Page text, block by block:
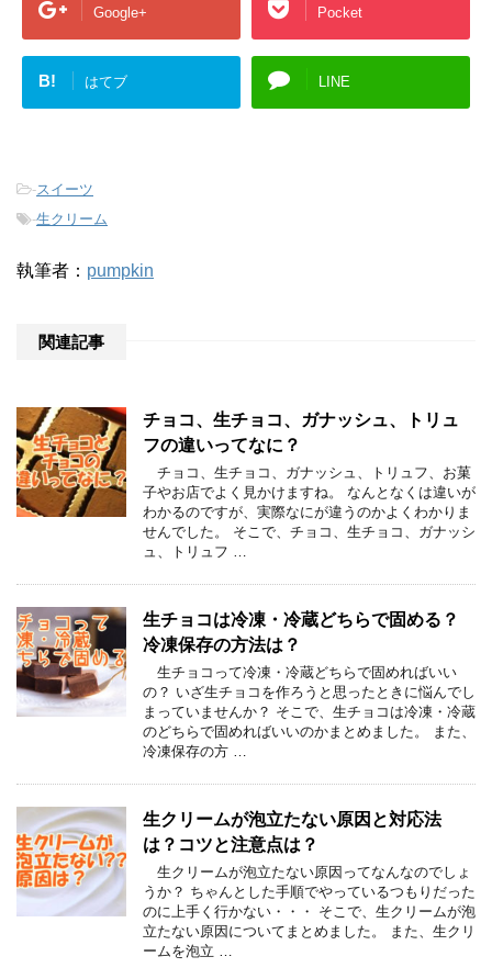
Google+ Pocket
B! はてブ LINE
-スイーツ
-生クリーム
執筆者： pumpkin
関連記事
チョコ、生チョコ、ガナッシュ、トリュ
フの違いってなに？
チョコ、生チョコ、ガナッシュ、トリュフ、お菓
子やお店でよく見かけますね。 なんとなくは違いが
わかるのですが、実際なにが違うのかよくわかりま
せんでした。 そこで、チョコ、生チョコ、ガナッシ
ュ、トリュフ …
生チョコは冷凍・冷蔵どちらで固める？
冷凍保存の方法は？
生チョコって冷凍・冷蔵どちらで固めればいい
の？ いざ生チョコを作ろうと思ったときに悩んでし
まっていませんか？ そこで、生チョコは冷凍・冷蔵
のどちらで固めればいいのかまとめました。 また、
冷凍保存の方 …
生クリームが泡立たない原因と対応法
は？コツと注意点は？
生クリームが泡立たない原因ってなんなのでしょ
うか？ ちゃんとした手順でやっているつもりだった
のに上手く行かない・・・ そこで、生クリームが泡
立たない原因についてまとめました。 また、生クリ
ームを泡立 …